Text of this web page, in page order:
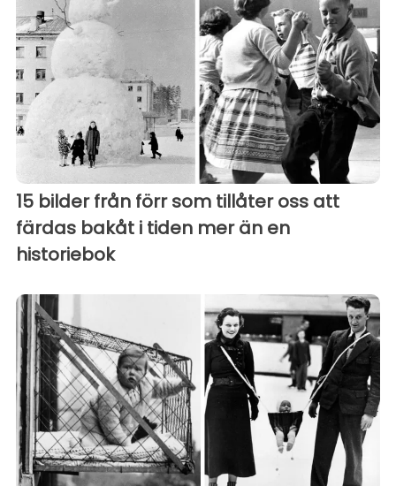
15 bilder från förr som tillåter oss att
färdas bakåt i tiden mer än en
historiebok